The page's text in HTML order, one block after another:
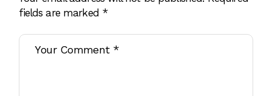
fields are marked *